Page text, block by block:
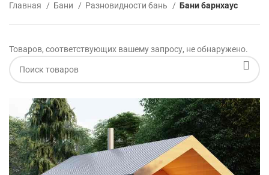
Главная Бани Разновидности бань Бани барнхаус
Товаров, соответствующих вашему запросу, не обнаружено.